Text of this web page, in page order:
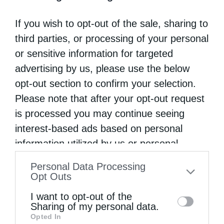
If you wish to opt-out of the sale, sharing to
third parties, or processing of your personal
or sensitive information for targeted
advertising by us, please use the below
opt-out section to confirm your selection.
Please note that after your opt-out request
is processed you may continue seeing
interest-based ads based on personal
information utilized by us or personal
to your opt-out. You may separately opt-out
information by third parties on the IAB’s list
of downstream participants. This
Personal Data Processing
Opt Outs
I want to opt-out of the
Sharing of my personal data.
Opted In
υπερήχων, μαστογραφίας, οστικής μάζας,
ακτινολογικού, υπάρχει και αξονικός
τομογράφος, πράγμα σπάνιο για πολλά νησιά
και δυστυχώς λείπει και από μεγάλα
νοσοκομεία των μεγάλων πόλεων.
Δι’ όλα αυτά ο Μητροπολίτης κατεδικάσθη
εις φυλάκισιν ενός έτους, διότι τα
οδοιπορικά που προσφέρονταν εις
εθελοντάς εξ Αθηνών ιατρούς εθεωρήθησαν
ως μισθός και άρα απόκρυψη φορολογητέας
ύλης και ο πρόεδρος εσύρθη στα δικαστήρια.